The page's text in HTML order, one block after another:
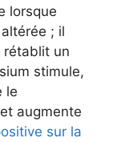
lorsque
; il
rétablit un
stimule,
le
augmente
sur la